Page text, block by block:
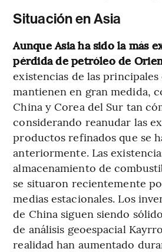
Situación en Asia
Aunque Asia ha sido la más
pérdida de petróleo de
existencias de las principales
mantienen en gran medida,
China y Corea del Sur tan
considerando reanudar las
productos refinados que se
anteriormente. Las
almacenamiento de
se situaron recientemente
medias estacionales. Los
de China siguen siendo
de análisis geoespacial
realidad han aumentado